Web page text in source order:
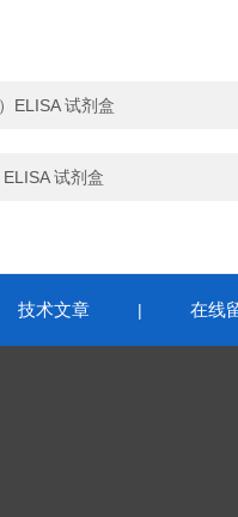
ELISA 试剂盒
试剂盒
技术文章 | 在线